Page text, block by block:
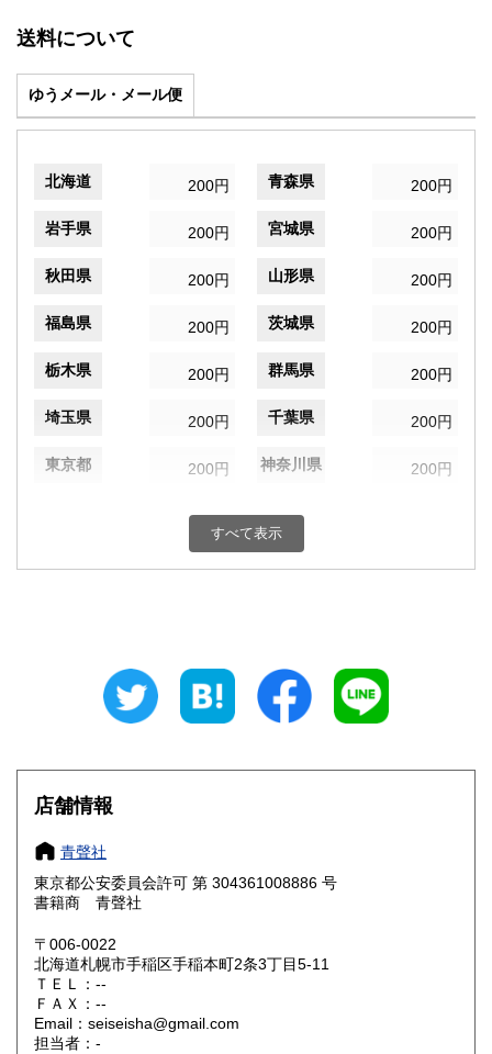
送料について
ゆうメール・メール便
北海道 200円 青森県 200円
岩手県 200円 宮城県 200円
秋田県 200円 山形県 200円
福島県 200円 茨城県 200円
栃木県 200円 群馬県 200円
埼玉県 200円 千葉県 200円
東京都 200円 神奈川県 200円
200円 富山県
200円 三重県
大阪府
奈良県
鳥取県 200円 島根県
岡山県
山口県
香川県
すべて表示
店舗情報
青聲社
東京都公安委員会許可 第 304361008886 号
書籍商 青聲社
〒006-0022
北海道札幌市手稲区手稲本町2条3丁目5-11
ＴＥＬ：--
ＦＡＸ：--
Email：seiseisha@gmail.com
担当者：-